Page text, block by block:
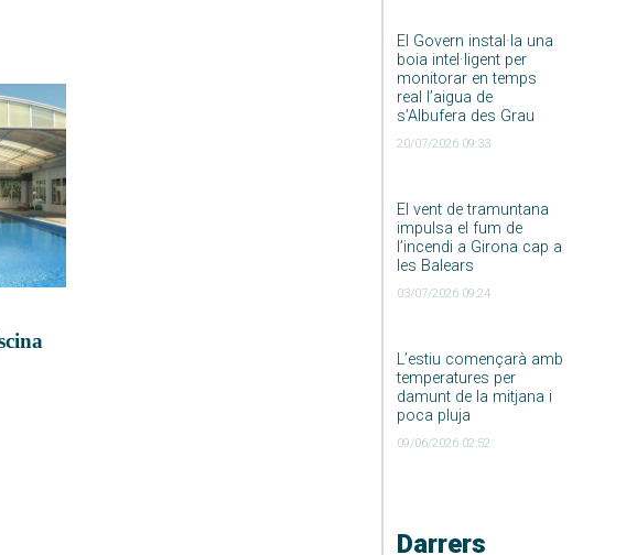
El Govern instal·la una
boia intel·ligent per
monitorar en temps
real l’aigua de
s’Albufera des Grau
20/07/2026 09:33
El vent de tramuntana
impulsa el fum de
l’incendi a Girona cap a
les Balears
03/07/2026 09:24
L’estiu començarà amb
temperatures per
damunt de la mitjana i
poca pluja
09/06/2026 02:52
Darrers